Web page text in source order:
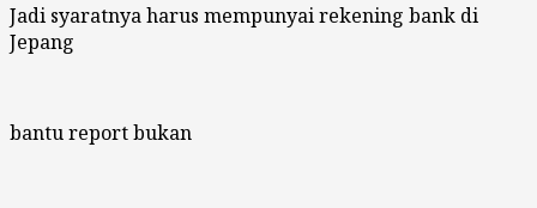
Jadi syaratnya harus mempunyai rekening bank di
Jepang
bantu report bukan